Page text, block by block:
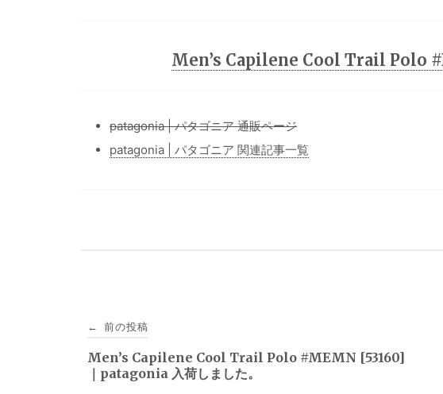
Men’s Capilene Cool Trail Polo
patagonia | パタゴニア 通販ページ
patagonia | パタゴニア 関連記事一覧
稿
ナ
← 前の投稿
Men’s Capilene Cool Trail Polo #MEMN [53160]
｜patagonia 入荷しました。